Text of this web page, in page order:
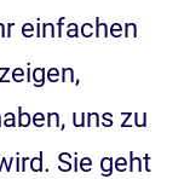
einfachen
uns zu
Sie geht